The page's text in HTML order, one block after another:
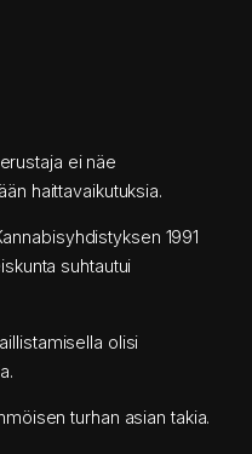
ei näe
haittavaikutuksia.
1991
suhtautui
olisi
turhan asian takia.